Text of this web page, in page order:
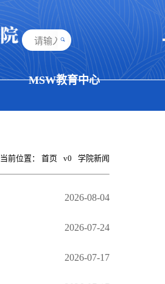
MSW教育中心
当前位置： 首页 v0 学院新闻
2026-08-04
2026-07-24
2026-07-17